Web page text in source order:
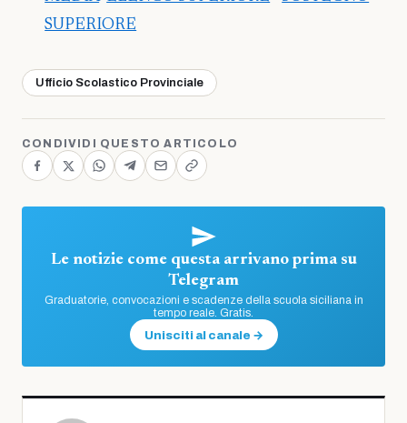
SUPERIORE
Ufficio Scolastico Provinciale
CONDIVIDI QUESTO ARTICOLO
Le notizie come questa arrivano prima su
Telegram
Graduatorie, convocazioni e scadenze della scuola siciliana in
tempo reale. Gratis.
Unisciti al canale →